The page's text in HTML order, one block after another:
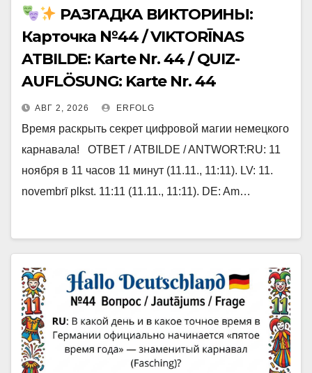
РАЗГАДКА ВИКТОРИНЫ:
Карточка №44 / VIKTORĪNAS
ATBILDE: Karte Nr. 44 / QUIZ-
AUFLÖSUNG: Karte Nr. 44
АВГ 2, 2026 ERFOLG
Время раскрыть секрет цифровой магии немецкого
карнавала! ОТВЕТ / ATBILDE / ANTWORT:RU: 11
ноября в 11 часов 11 минут (11.11., 11:11). LV: 11.
novembrī plkst. 11:11 (11.11., 11:11). DE: Am…